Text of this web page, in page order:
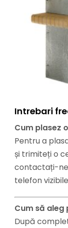
Intrebari
Cum plasez
Pentru a
și trimiteți o
contactați-ne
telefon
Cum să
După